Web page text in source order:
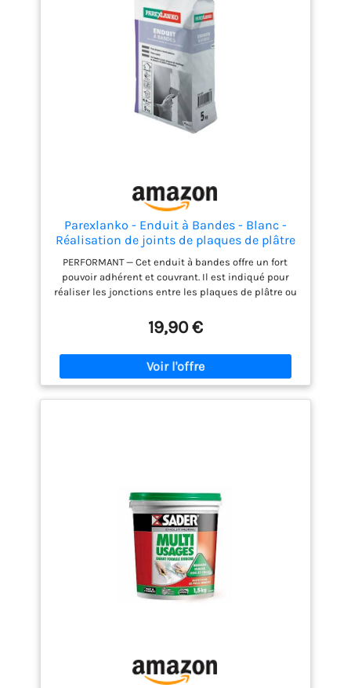
Parexlanko - Enduit à Bandes - Blanc -
Réalisation de joints de plaques de plâtre
- Maçonnerie intérieure - Haute adhérence
- Prise rapide - 5kg
PERFORMANT — Cet enduit à bandes offre un fort
pouvoir adhérent et couvrant. Il est indiqué pour
réaliser les jonctions entre les plaques de plâtre ou
À TRAVAILLER — Cet enduit pour bande à joint est
facile à appliquer et à poncer. Il est
particulièrement recommandé pour réaliser les
jonctions entre plaques de doublage à bords
amincis (BA). FINITION IMPECCABLE — Le produit
vous garantit des jonctions lisses entre les
maçonnerie intérieure. PRATIQUE — Une fois gâché
avec de l’eau, cet enduit pour réalisation de joints
entre les plaques de plâtre reste utilisable pendant
2 à 3 h. Cela vous laisse le temps de l’appliquer
avec soin.
19,90 €